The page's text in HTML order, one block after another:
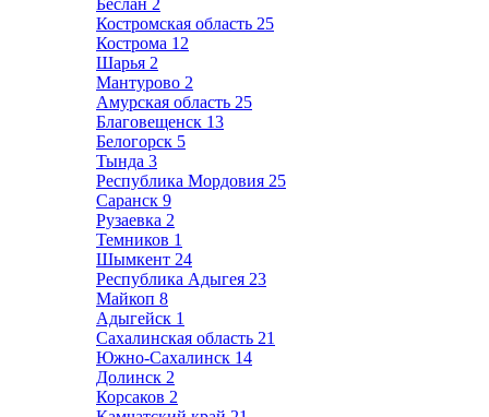
Беслан 2
Костромская область 25
Кострома 12
Шарья 2
Мантурово 2
Амурская область 25
Благовещенск 13
Белогорск 5
Тында 3
Республика Мордовия 25
Саранск 9
Рузаевка 2
Темников 1
Шымкент 24
Республика Адыгея 23
Майкоп 8
Адыгейск 1
Сахалинская область 21
Южно-Сахалинск 14
Долинск 2
Корсаков 2